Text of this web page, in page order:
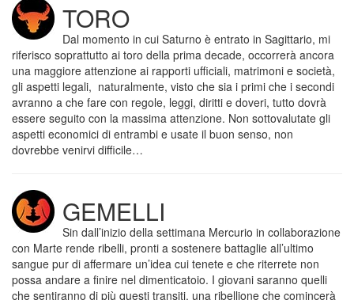
TORO
Dal momento in cui Saturno è entrato in Sagittario, mi
riferisco soprattutto ai toro della prima decade, occorrerà ancora
una maggiore attenzione ai rapporti ufficiali, matrimoni e società,
gli aspetti legali, naturalmente, visto che sia i primi che i secondi
avranno a che fare con regole, leggi, diritti e doveri, tutto dovrà
essere seguito con la massima attenzione. Non sottovalutate gli
aspetti economici di entrambi e usate il buon senso, non
dovrebbe venirvi difficile…
GEMELLI
Sin dall’inizio della settimana Mercurio in collaborazione
con Marte rende ribelli, pronti a sostenere battaglie all’ultimo
sangue pur di affermare un’idea cui tenete e che riterrete non
possa andare a finire nel dimenticatoio. I giovani saranno quelli
che sentiranno di più questi transiti, una ribellione che comincerà